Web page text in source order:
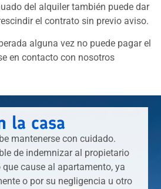
del alquiler también puede dar
el contrato sin previo aviso.
alguna vez no puede pagar el
en contacto con nosotros
la casa
mantenerse con cuidado.
de indemnizar al propietario
cause al apartamento, ya
o por su negligencia u otro